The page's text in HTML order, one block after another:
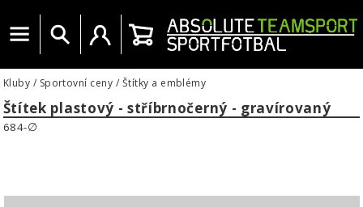
Menu Vyhledat Uživatelský účet
Košík
Kluby / Sportovní ceny / Štítky a emblémy
Štítek plastový - stříbrnočerný - gravírovaný
684-∅